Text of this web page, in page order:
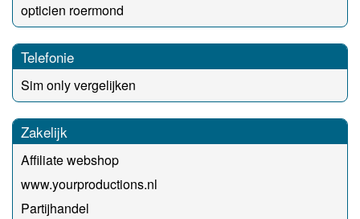
opticien roermond
Telefonie
Sim only vergelijken
Zakelijk
Affiliate webshop
www.yourproductions.nl
Partijhandel